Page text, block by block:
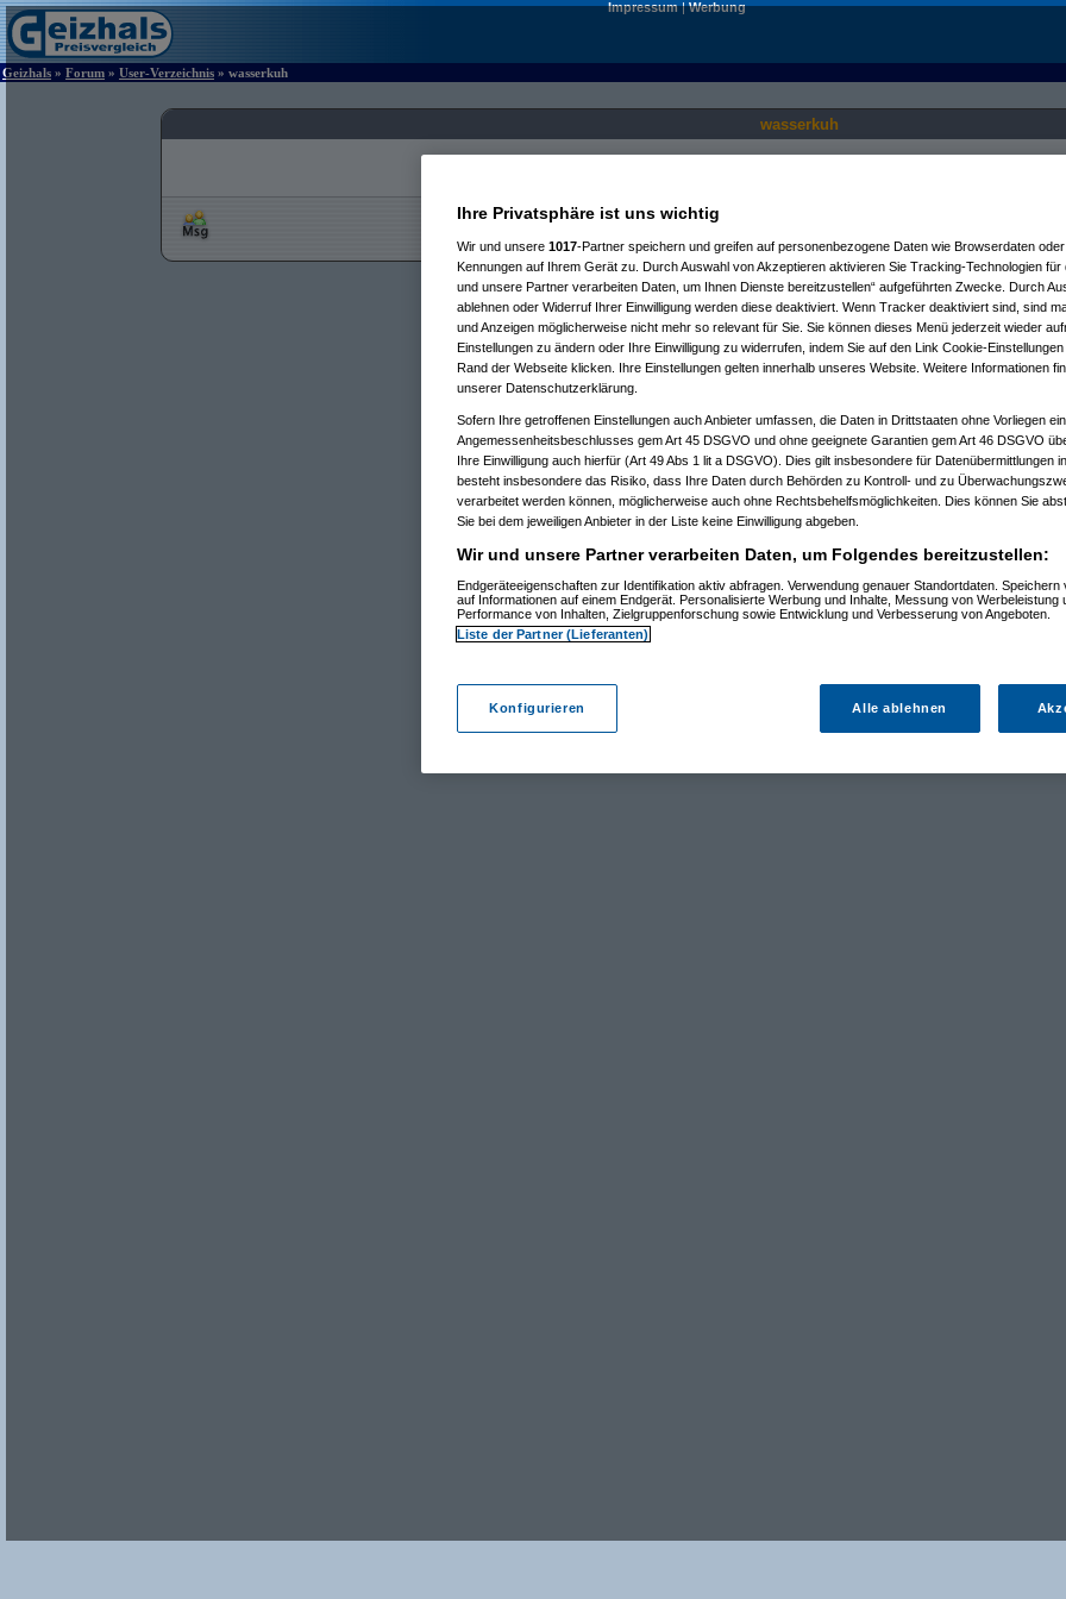
Impressum|Werbung
Geizhals » Forum » User-Verzeichnis » wasserkuh
wasserkuh
Ihre Privatsphäre ist uns wichtig
Wir und unsere 1017-Partner speichern und greifen auf personenbezogene Daten wie Browserdaten
Kennungen auf Ihrem Gerät zu. Durch Auswahl von Akzeptieren aktivieren Sie Tracking-Technologien für
und unsere Partner verarbeiten Daten, um Ihnen Dienste bereitzustellen“ aufgeführten Zwecke. Durch
ablehnen oder Widerruf Ihrer Einwilligung werden diese deaktiviert. Wenn Tracker deaktiviert sind, sind
und Anzeigen möglicherweise nicht mehr so relevant für Sie. Sie können dieses Menü jederzeit wieder
Einstellungen zu ändern oder Ihre Einwilligung zu widerrufen, indem Sie auf den Link Cookie-
Rand der Webseite klicken. Ihre Einstellungen gelten innerhalb unseres Website. Weitere Informationen
unserer Datenschutzerklärung.
Sofern Ihre getroffenen Einstellungen auch Anbieter umfassen, die Daten in Drittstaaten ohne Vorliegen
Angemessenheitsbeschlusses gem Art 45 DSGVO und ohne geeignete Garantien gem Art 46 DSGVO
Ihre Einwilligung auch hierfür (Art 49 Abs 1 lit a DSGVO). Dies gilt insbesondere für Datenübermittlungen
besteht insbesondere das Risiko, dass Ihre Daten durch Behörden zu Kontroll- und zu
verarbeitet werden können, möglicherweise auch ohne Rechtsbehelfsmöglichkeiten. Dies können Sie
Sie bei dem jeweiligen Anbieter in der Liste keine Einwilligung abgeben.
Wir und unsere Partner verarbeiten Daten, um Folgendes bereitzustellen:
Endgeräteeigenschaften zur Identifikation aktiv abfragen. Verwendung genauer Standortdaten. Speichern
auf Informationen auf einem Endgerät. Personalisierte Werbung und Inhalte, Messung von Werbeleistung
Performance von Inhalten, Zielgruppenforschung sowie Entwicklung und Verbesserung von Angeboten.
Liste der Partner (Lieferanten)
Konfigurieren Alle ablehnen